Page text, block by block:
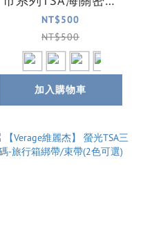
鎖/安全鎖/行李箱鎖/
海關鎖(4色可選)
NT$500
NT$500
加入購物車